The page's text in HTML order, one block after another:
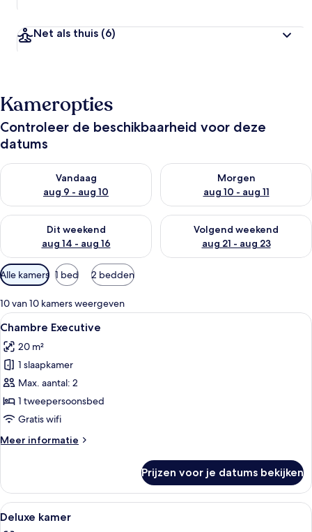
Net als thuis (6)
Kameropties
Controleer de beschikbaarheid voor deze
datums
Vandaag
aug 9 - aug 10
De beschikbaarheid controleren voor vanavond aug 9 - aug
Morgen
aug 10 - aug 11
De beschikbaarheid
Dit weekend
aug 14 - aug 16
De beschikbaarheid controleren voor dit weekend aug 14 -
Volgend weekend
aug 21 - aug 23
De beschikbaarheid
Beschikbare
filters
voor
kamers
Alle kamers 1 bed 2 bedden
10 van 10 kamers weergeven
Alle
foto's
voor
Chambre
Executive
laden
Een slaapkamer met een groot bed,
8
Chambre Executive
20 m²
1 slaapkamer
Max. aantal: 2
1 tweepersoonsbed
Gratis wifi
Meer informatie
Meer
Executive
Prijzen voor je datums bekijken
Alle
foto's
Een hotelkamer met een groot bed,
9
Deluxe kamer